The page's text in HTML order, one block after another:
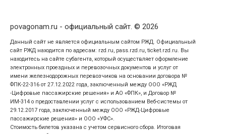
povagonam.ru - официальный сайт. © 2026
Данный сайт не является официальным сайтом РЖД. Официальный
сайт РЖД находится по адресам: rzd.ru, pass.rzd.ru, ticket.rzd.ru. Вы
находитесь на сайте субагента, который осуществляет оформление
электронных проездных и перевозочных документов и услуг от
имени железнодорожных перевозчиков на основании договора №
ФПК-22-316 от 27.12.2022 года, заключенный между ООО «РЖД
-Цифровые пассажирские решения» и АО «ФПК», и Договор №
ИМ-314 о предоставлении услуг с использованием Веб-системы от
29.12.2017 года, заключенный между ООО «РЖД-Цифровые
пассажирские решения» и ООО «УФС».
Стоимость билетов указана с учетом сервисного сбора. Итоговая